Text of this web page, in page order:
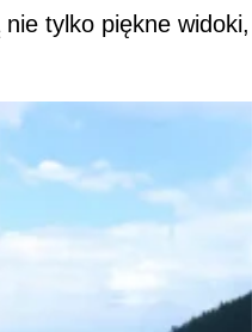
tylko piękne widoki,